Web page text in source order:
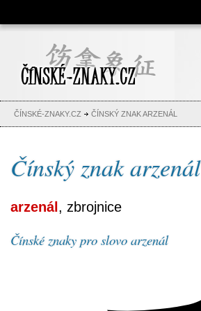
Čínské znaky, česko-čínský
slovník, abeceda, jména,
tetování
ČÍNSKÉ-ZNAKY.CZ ČÍNSKÝ ZNAK ARZENÁL
Čínský znak arzenál
arzenál , zbrojnice
Čínské znaky pro slovo arzenál